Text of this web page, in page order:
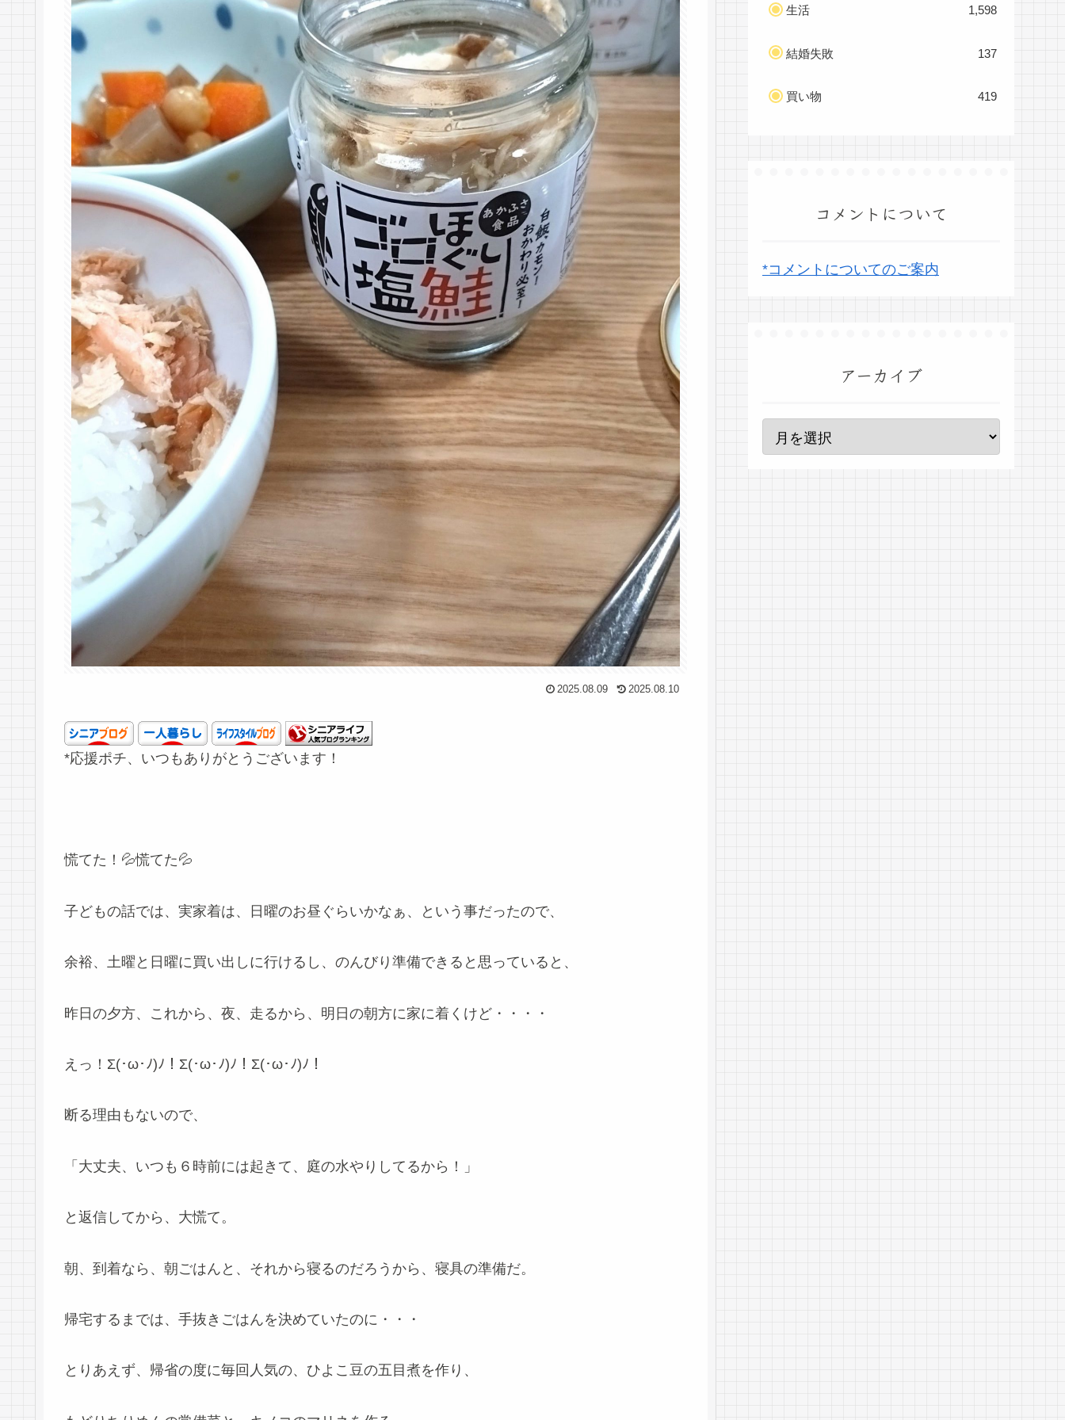
2025.08.09 2025.08.10
*応援ポチ、いつもありがとうございます！
慌てた！💦慌てた💦
子どもの話では、実家着は、日曜のお昼ぐらいかなぁ、という事だったので、
余裕、土曜と日曜に買い出しに行けるし、のんびり準備できると思っていると、
昨日の夕方、これから、夜、走るから、明日の朝方に家に着くけど・・・・
えっ！Σ(･ω･ﾉ)ﾉ！Σ(･ω･ﾉ)ﾉ！Σ(･ω･ﾉ)ﾉ！
断る理由もないので、
「大丈夫、いつも６時前には起きて、庭の水やりしてるから！」
と返信してから、大慌て。
朝、到着なら、朝ごはんと、それから寝るのだろうから、寝具の準備だ。
帰宅するまでは、手抜きごはんを決めていたのに・・・
とりあえず、帰省の度に毎回人気の、ひよこ豆の五目煮を作り、
生活 1,598
結婚失敗 137
買い物 419
コメントについて
*コメントについてのご案内
アーカイブ